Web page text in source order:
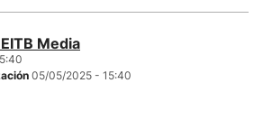
Media
05/05/2025 - 15:40